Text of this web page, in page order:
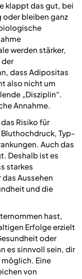
klappt das gut, bei
oder bleiben ganz
werden stärker,
dass Adipositas
also nicht um
„Disziplin“.
Annahme.
Risiko für
Typ-
Auch das
Deshalb ist es
starkes
Aussehen
und die
hast,
Erfolge erzielt
oder
es sinnvoll sein, dir
Eine
von